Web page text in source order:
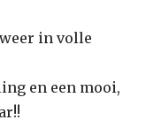
in volle
en een mooi,